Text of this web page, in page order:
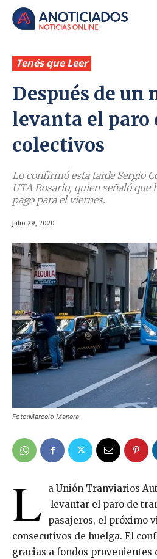
Tenés que Leer
Después de un
levanta el paro
colectivos
Lo confirmó esta tarde Sergio
UTA Rosario, quien señaló que
pago para el viernes.
julio 29, 2020
Foto:Marcelo Manera
L
a Unión Tranviarios
levantar el paro de
pasajeros, el próximo
consecutivos de huelga. El
gracias a fondos